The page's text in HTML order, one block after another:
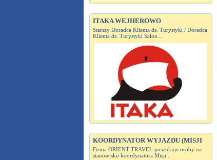
ITAKA WEJHEROWO
Starszy Doradca Klienta ds. Turystyki / Doradca
Klienta ds. Turystyki Salon...
KOORDYNATOR WYJAZDU (MISJI
Firma ORIENT TRAVEL poszukuje osoby na
stanowisko koordynatora Misji...